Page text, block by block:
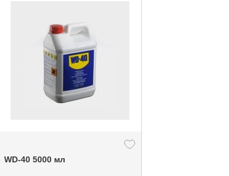
WD-40 5000 мл